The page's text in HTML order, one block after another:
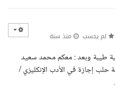
لم يحسب منذ سنة
طيبة وبعد : معكم محمد سعيد
إجازة في الأدب الإنكليزي /